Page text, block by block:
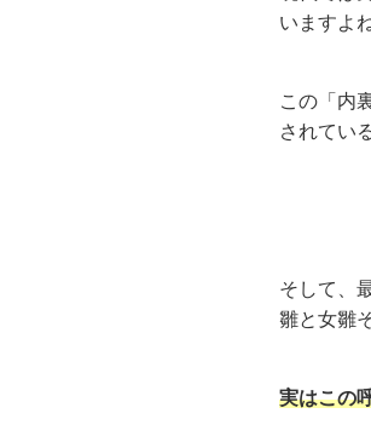
いますよ
この「内
されてい
そして、
雛と女雛
実はこの